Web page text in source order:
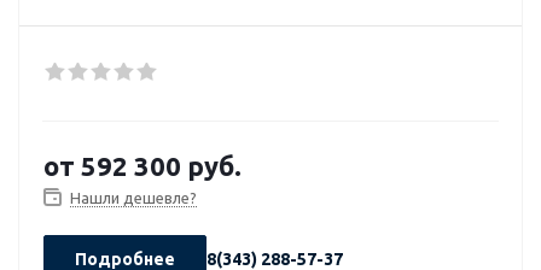
от 592 300 руб.
Нашли дешевле?
Подробнее 8(343) 288-57-37